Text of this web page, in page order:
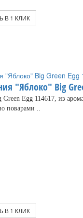
В 1 КЛИК
"Яблоко" Big
Egg 114617, из
поварами ..
В 1 КЛИК